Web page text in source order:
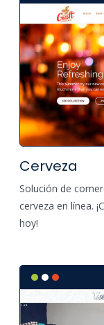
Cerveza
Solución de
cerveza en línea.
hoy!